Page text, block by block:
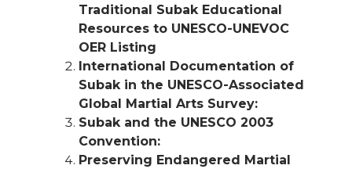
Traditional Subak Educational
Resources to UNESCO-UNEVOC
OER Listing
International Documentation of
Subak in the UNESCO-Associated
Global Martial Arts Survey:
Subak and the UNESCO 2003
Convention:
Preserving Endangered Martial